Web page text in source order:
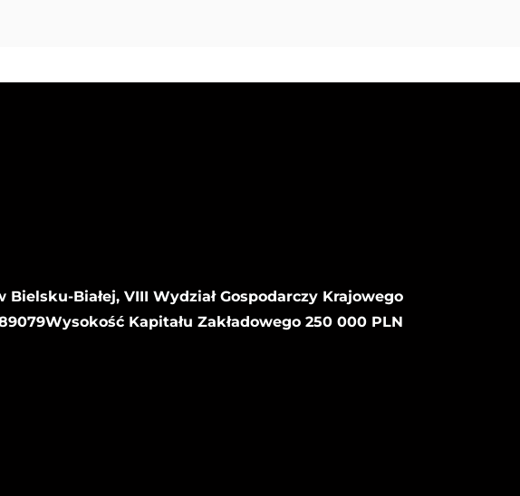
Białej, VIII Wydział Gospodarczy Krajowego
Kapitału Zakładowego 250 000 PLN